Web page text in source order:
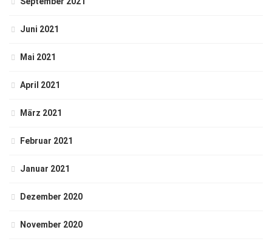
Juni 2021
Mai 2021
April 2021
März 2021
Februar 2021
Januar 2021
Dezember 2020
November 2020